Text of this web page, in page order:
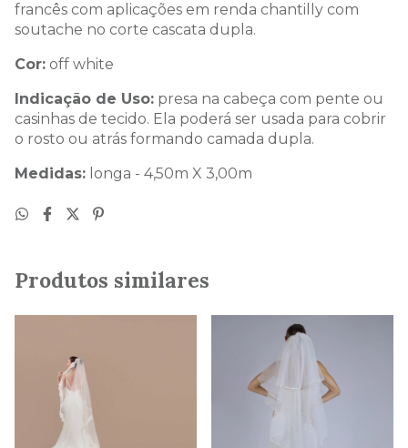
francês com aplicações em renda chantilly com
soutache no corte cascata dupla.
Cor: off white
Indicação de Uso: presa na cabeça com pente ou
casinhas de tecido. Ela poderá ser usada para cobrir
o rosto ou atrás formando camada dupla.
Medidas: longa - 4,50m X 3,00m
Produtos similares